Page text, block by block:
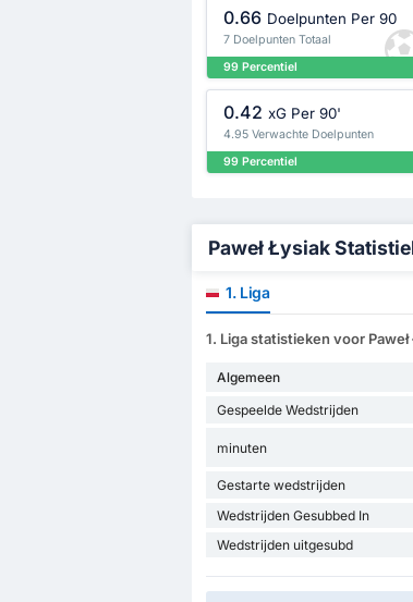
0.66 Doelpunten Per 90
7 Doelpunten Totaal
99 Percentiel
0.42 xG Per 90'
4.95 Verwachte Doelpunten
99 Percentiel
Paweł Łysiak
1. Liga
1. Liga statistieken voor Paweł
Algemeen
Gespeelde Wedstrijden
minuten
Gestarte wedstrijden
Wedstrijden Gesubbed In
Wedstrijden uitgesubd